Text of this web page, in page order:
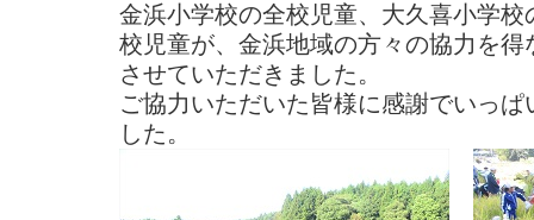
金浜小学校の全校児童、大久喜小学
校児童が、金浜地域の方々の協力を
させていただきました。
ご協力いただいた皆様に感謝でいっ
した。